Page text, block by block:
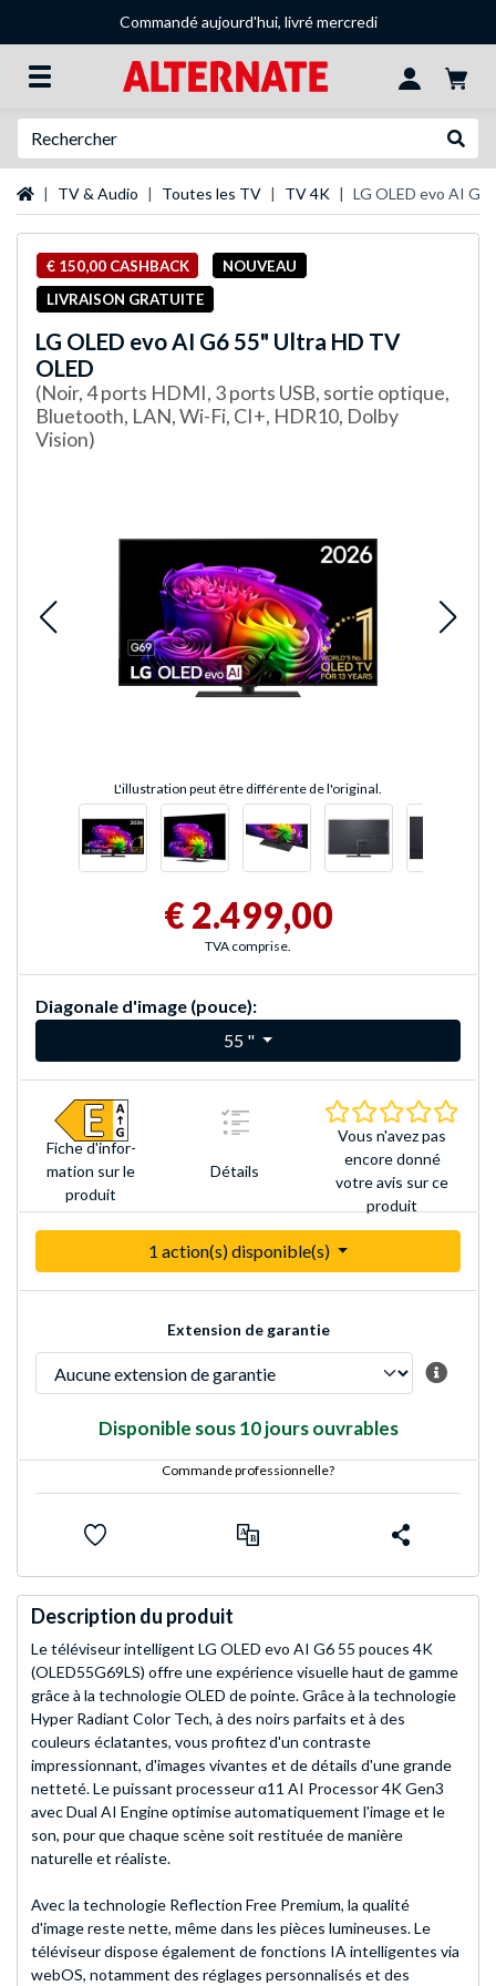
Commandé aujourd'hui, livré mercredi
Page d'accueil
TV & Audio Toutes les TV TV 4K LG OLED evo AI
€ 150,00 CASHBACK
NOUVEAU
LIVRAISON GRATUITE
LG OLED evo AI G6 55" Ultra HD TV
OLED
(Noir, 4 ports HDMI, 3 ports USB, sortie optique,
Bluetooth, LAN, Wi-Fi, CI+, HDR10, Dolby
Vision)
L'illustration peut être différente de l'original.
€ 2.499,00
TVA comprise.
Diagonale d'image (pouce):
55 "
Fiche d'infor­
mation sur le
produit
Détails
Vous n'avez pas
encore donné
votre avis sur ce
produit
1 action(s) disponible(s)
Extension de garantie
Disponible sous 10 jours ouvrables
Commande professionnelle?
Description du produit
Le téléviseur intelligent LG OLED evo AI G6 55 pouces 4K
(OLED55G69LS) offre une expérience visuelle haut de gamme
grâce à la technologie OLED de pointe. Grâce à la technologie
Hyper Radiant Color Tech, à des noirs parfaits et à des
couleurs éclatantes, vous profitez d'un contraste
impressionnant, d'images vivantes et de détails d'une grande
netteté. Le puissant processeur α11 AI Processor 4K Gen3
avec Dual AI Engine optimise automatiquement l'image et le
son, pour que chaque scène soit restituée de manière
naturelle et réaliste.
Avec la technologie Reflection Free Premium, la qualité
d'image reste nette, même dans les pièces lumineuses. Le
téléviseur dispose également de fonctions IA intelligentes via
webOS, notamment des réglages personnalisés et des